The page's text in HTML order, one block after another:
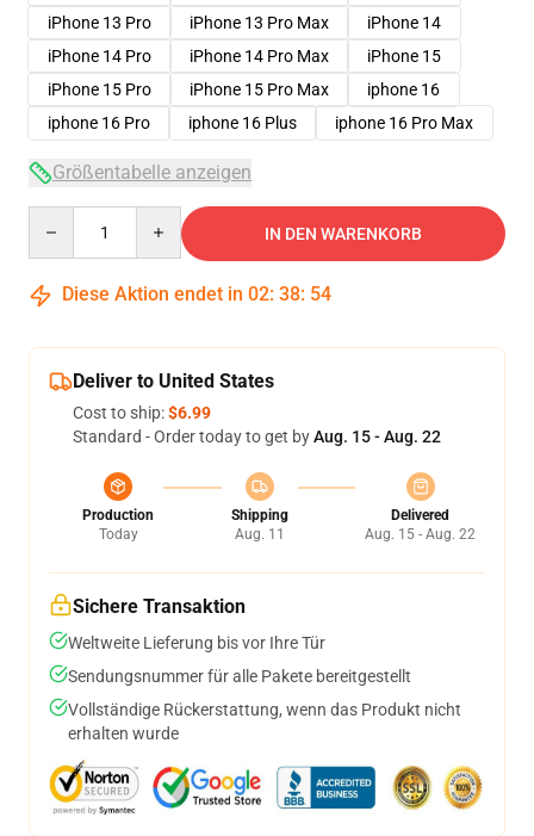
iPhone 13 Pro
iPhone 13 Pro Max
iPhone 14
iPhone 14 Pro
iPhone 14 Pro Max
iPhone 15
iPhone 15 Pro
iPhone 15 Pro Max
iphone 16
iphone 16 Pro
iphone 16 Plus iphone 16 Pro Max
Größentabelle anzeigen
IN DEN WARENKORB
Diese Aktion endet in 02: 38: 54
Deliver to United States
Cost to ship:$6.99
Standard - Order today to get byAug. 15 - Aug. 22
Production
Today
Shipping
Aug. 11
Delivered
Aug. 15 - Aug. 22
Sichere Transaktion
Weltweite Lieferung bis vor Ihre Tür
Sendungsnummer für alle Pakete bereitgestellt
Vollständige Rückerstattung, wenn das Produkt nicht
erhalten wurde